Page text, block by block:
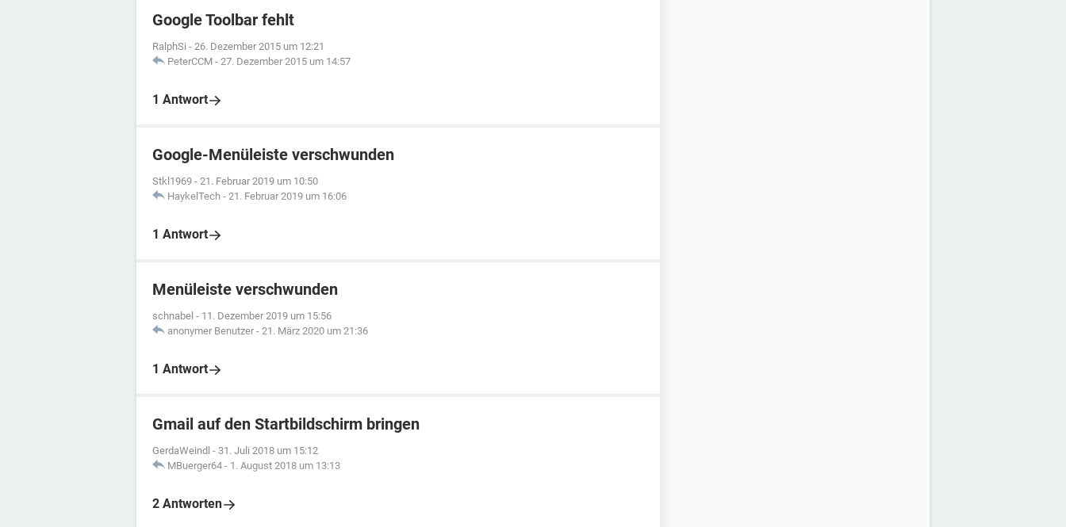
Google Toolbar fehlt
RalphSi - 26. Dezember 2015 um 12:21
PeterCCM - 27. Dezember 2015 um 14:57
1 Antwort
Google-Menüleiste verschwunden
Stkl1969 - 21. Februar 2019 um 10:50
HaykelTech - 21. Februar 2019 um 16:06
1 Antwort
Menüleiste verschwunden
schnabel - 11. Dezember 2019 um 15:56
anonymer Benutzer - 21. März 2020 um 21:36
1 Antwort
Gmail auf den Startbildschirm bringen
GerdaWeindl - 31. Juli 2018 um 15:12
MBuerger64 - 1. August 2018 um 13:13
2 Antworten